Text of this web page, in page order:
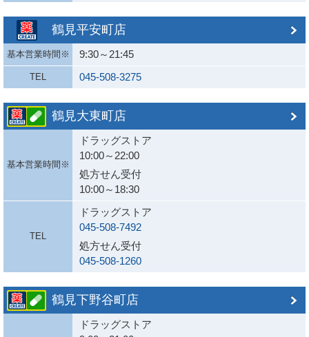
鶴見平安町店
基本営業時間※ 9:30～21:45
TEL 045-508-3275
鶴見大東町店
基本営業時間※
ドラッグストア
10:00～22:00
処方せん受付
10:00～18:30
TEL
ドラッグストア
045-508-7492
処方せん受付
045-508-1260
鶴見下野谷町店
ドラッグストア